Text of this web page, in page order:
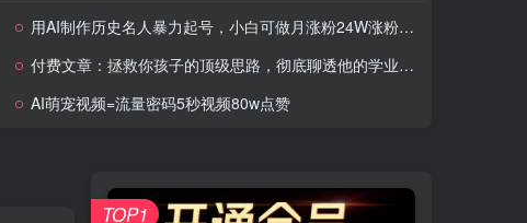
用AI制作历史名人暴力起号，小白可做月涨粉24W涨粉+变现赛道的黑马来了
付费文章：拯救你孩子的顶级思路，彻底聊透他的学业、事业、未来，含金量满满
AI萌宠视频=流量密码5秒视频80w点赞
TOP1